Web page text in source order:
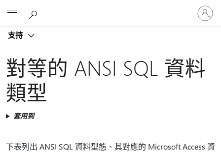
支持
登
入
您
戶
對等的 ANSI SQL 資料
類型
套用到
下表列出 ANSI SQL 資料型態、其對應的 Microsoft Access 資